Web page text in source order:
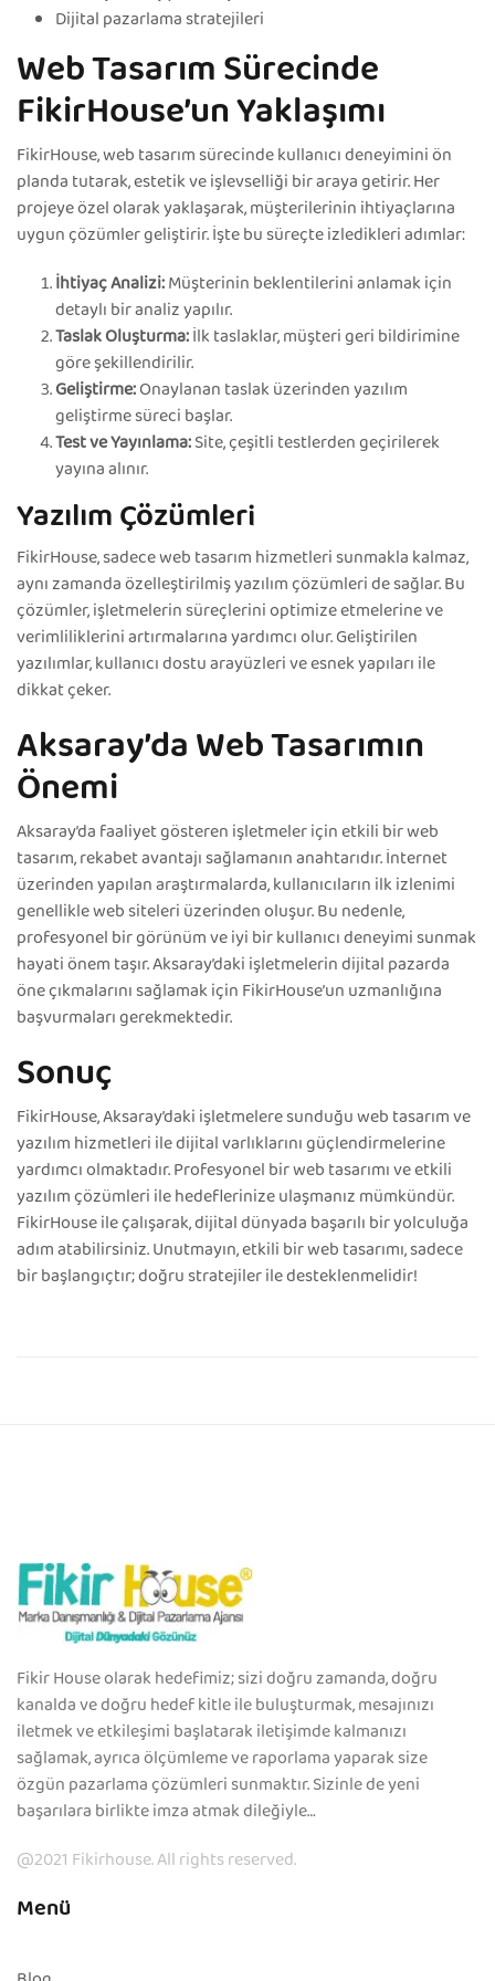
Dijital pazarlama stratejileri
Web Tasarım Sürecinde
FikirHouse’un Yaklaşımı
FikirHouse, web tasarım sürecinde kullanıcı deneyimini ön
planda tutarak, estetik ve işlevselliği bir araya getirir. Her
projeye özel olarak yaklaşarak, müşterilerinin ihtiyaçlarına
uygun çözümler geliştirir. İşte bu süreçte izledikleri adımlar:
İhtiyaç Analizi:Müşterinin beklentilerini anlamak için
detaylı bir analiz yapılır.
Taslak Oluşturma:İlk taslaklar, müşteri geri bildirimine
göre şekillendirilir.
Geliştirme:Onaylanan taslak üzerinden yazılım
geliştirme süreci başlar.
Test ve Yayınlama:Site, çeşitli testlerden geçirilerek
yayına alınır.
Yazılım Çözümleri
FikirHouse, sadece web tasarım hizmetleri sunmakla kalmaz,
aynı zamanda özelleştirilmiş yazılım çözümleri de sağlar. Bu
çözümler, işletmelerin süreçlerini optimize etmelerine ve
verimliliklerini artırmalarına yardımcı olur. Geliştirilen
yazılımlar, kullanıcı dostu arayüzleri ve esnek yapıları ile
dikkat çeker.
Aksaray’da Web Tasarımın
Önemi
Aksaray’da faaliyet gösteren işletmeler için etkili bir web
tasarım, rekabet avantajı sağlamanın anahtarıdır. İnternet
üzerinden yapılan araştırmalarda, kullanıcıların ilk izlenimi
genellikle web siteleri üzerinden oluşur. Bu nedenle,
profesyonel bir görünüm ve iyi bir kullanıcı deneyimi sunmak
hayati önem taşır. Aksaray’daki işletmelerin dijital pazarda
öne çıkmalarını sağlamak için FikirHouse’un uzmanlığına
başvurmaları gerekmektedir.
Sonuç
FikirHouse, Aksaray’daki işletmelere sunduğu web tasarım ve
yazılım hizmetleri ile dijital varlıklarını güçlendirmelerine
yardımcı olmaktadır. Profesyonel bir web tasarımı ve etkili
yazılım çözümleri ile hedeflerinize ulaşmanız mümkündür.
FikirHouse ile çalışarak, dijital dünyada başarılı bir yolculuğa
adım atabilirsiniz. Unutmayın, etkili bir web tasarımı, sadece
bir başlangıçtır; doğru stratejiler ile desteklenmelidir!
Fikir House olarak hedefimiz; sizi doğru zamanda, doğru
kanalda ve doğru hedef kitle ile buluşturmak, mesajınızı
iletmek ve etkileşimi başlatarak iletişimde kalmanızı
sağlamak, ayrıca ölçümleme ve raporlama yaparak size
özgün pazarlama çözümleri sunmaktır. Sizinle de yeni
başarılara birlikte imza atmak dileğiyle…
@2021 Fikirhouse. All rights reserved.
Menü